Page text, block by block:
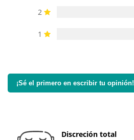
2
1
¡Sé el primero en escribir tu opinión!
Discreción total